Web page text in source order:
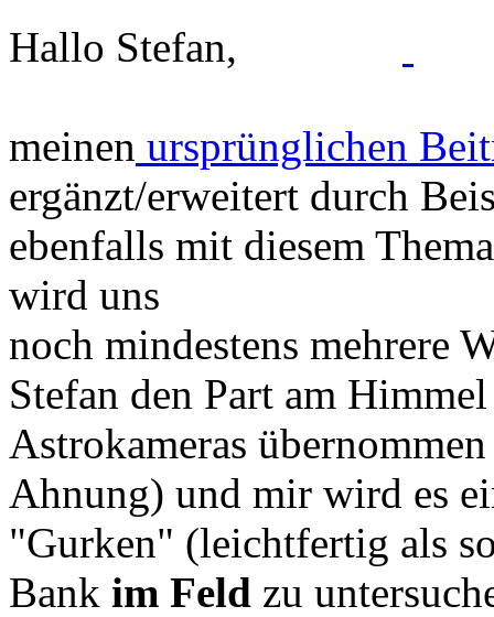
Hallo Stefan,
meinen ursprünglichen
ergänzt/erweitert durch
ebenfalls mit diesem
wird uns
noch mindestens mehrere
Stefan den Part am
Astrokameras
Ahnung) und mir wird es
"Gurken" (leichtfertig als
Bank im Feld zu